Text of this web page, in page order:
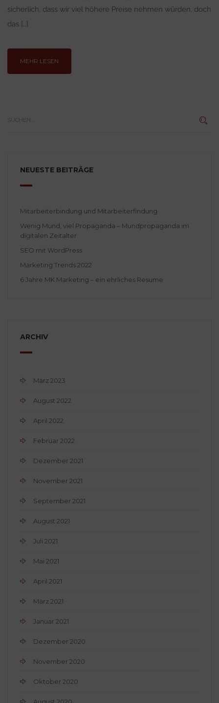
sicherlich, dass wir viel höhere Preise nehmen würden, doch
das […]
MEHR LESEN
NEUESTE BEITRÄGE
Mitarbeiterbindung und Mitarbeiterfindung
Wenig Mund, viel Propaganda – Mundpropaganda im
digitalen Zeitalter
SEO mit WordPress
Marketing Trends 2022
6 Jahre MK Marketing – ein ehrliches Resume
ARCHIV
März 2023
August 2022
April 2022
Februar 2022
Dezember 2021
November 2021
September 2021
August 2021
Juli 2021
Mai 2021
April 2021
März 2021
Januar 2021
Dezember 2020
November 2020
Oktober 2020
August 2020